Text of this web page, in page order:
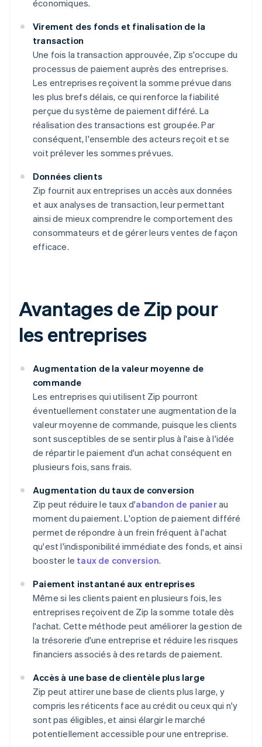
économiques.
Virement des fonds et finalisation de la
transaction
Une fois la transaction approuvée, Zip s'occupe du
processus de paiement auprès des entreprises.
Les entreprises reçoivent la somme prévue dans
les plus brefs délais, ce qui renforce la fiabilité
perçue du système de paiement différé. La
réalisation des transactions est groupée. Par
conséquent, l'ensemble des acteurs reçoit et se
voit prélever les sommes prévues.
Données clients
Zip fournit aux entreprises un accès aux données
et aux analyses de transaction, leur permettant
ainsi de mieux comprendre le comportement des
consommateurs et de gérer leurs ventes de façon
efficace.
Avantages de Zip pour
les entreprises
Augmentation de la valeur moyenne de
commande
Les entreprises qui utilisent Zip pourront
éventuellement constater une augmentation de la
valeur moyenne de commande, puisque les clients
sont susceptibles de se sentir plus à l'aise à l'idée
de répartir le paiement d'un achat conséquent en
plusieurs fois, sans frais.
Augmentation du taux de conversion
Zip peut réduire le taux d'abandon de panierau
moment du paiement. L'option de paiement différé
permet de répondre à un frein fréquent à l'achat
qu'est l'indisponibilité immédiate des fonds, et ainsi
booster le taux de conversion.
Paiement instantané aux entreprises
Même si les clients paient en plusieurs fois, les
entreprises reçoivent de Zip la somme totale dès
l'achat. Cette méthode peut améliorer la gestion de
la trésorerie d'une entreprise et réduire les risques
financiers associés à des retards de paiement.
Accès à une base de clientèle plus large
Zip peut attirer une base de clients plus large, y
compris les réticents face au crédit ou ceux qui n'y
sont pas éligibles, et ainsi élargir le marché
potentiellement accessible pour une entreprise.